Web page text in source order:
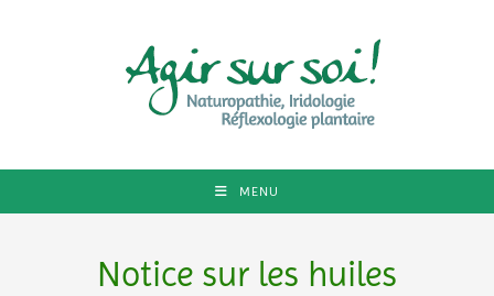
MENU
Notice sur les huiles